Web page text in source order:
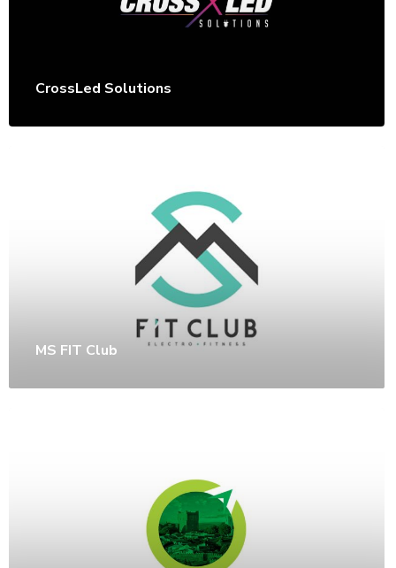
CrossLed Solutions
MS FIT Club